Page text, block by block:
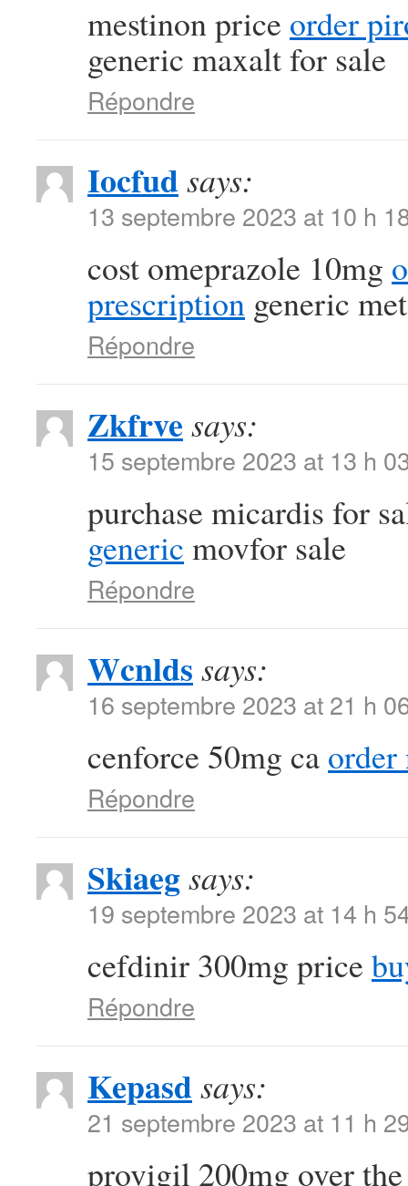
mestinon price order
generic maxalt for sale
Répondre
Iocfudsays:
13 septembre 2023 at 10 h
cost omeprazole 10mg
prescription generic
Répondre
Zkfrve says:
15 septembre 2023 at 13 h
purchase micardis for
generic movfor sale
Répondre
Wcnlds says:
16 septembre 2023 at 21 h
cenforce 50mg ca
Répondre
Skiaegsays:
19 septembre 2023 at 14 h
cefdinir 300mg price
Répondre
Kepasdsays:
21 septembre 2023 at 11 h
provigil 200mg over